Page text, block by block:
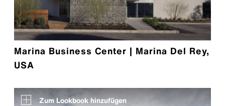
Marina Business Center | Marina Del Rey,
USA
Zum Lookbook hinzufügen